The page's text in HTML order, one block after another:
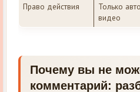
Право действия
Только
видео
Почему вы не
комментарий: